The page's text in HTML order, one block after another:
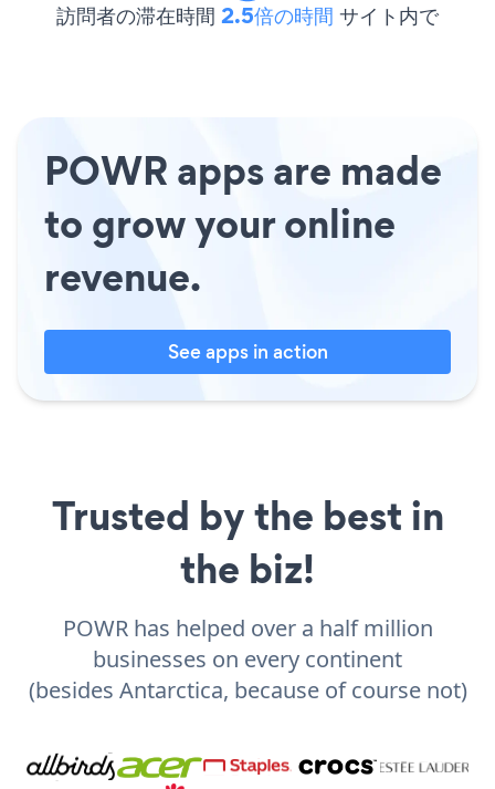
訪問者の滞在時間 2.5倍の時間 サイト内で
POWR apps are made
to grow your online
revenue.
See apps in action
Trusted by the best in
the biz!
POWR has helped over a half million
businesses on every continent
(besides Antarctica, because of course not)